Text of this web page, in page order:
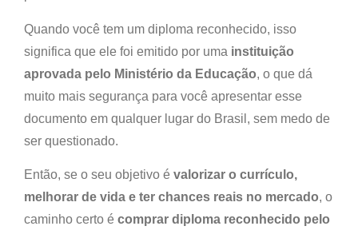
Quando você tem um diploma reconhecido, isso
significa que ele foi emitido por uma instituição
aprovada pelo Ministério da Educação, o que dá
muito mais segurança para você apresentar esse
documento em qualquer lugar do Brasil, sem medo de
ser questionado.
Então, se o seu objetivo é valorizar o currículo,
melhorar de vida e ter chances reais no mercado, o
caminho certo é comprar diploma reconhecido pelo